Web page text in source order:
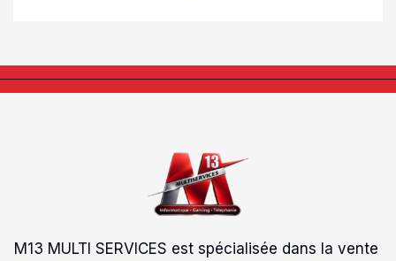
M13 MULTI SERVICES est spécialisée dans la vente